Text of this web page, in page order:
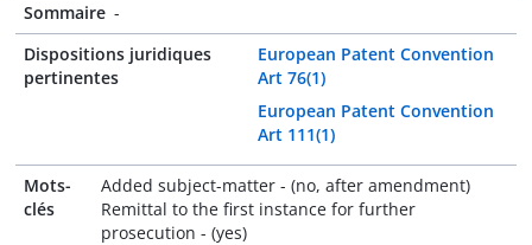
Sommaire -
Dispositions juridiques
pertinentes
European Patent Convention
Art 76(1)
European Patent Convention
Art 111(1)
Mots-
clés
Added subject-matter - (no, after amendment)
Remittal to the first instance for further
prosecution - (yes)